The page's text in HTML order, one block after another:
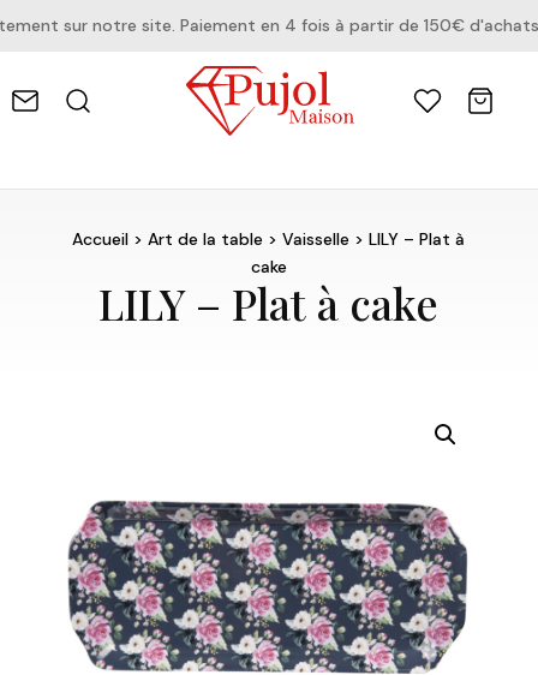
sur notre site. Paiement en 4 fois à partir de 150€ d'achats.
Accueil >Art de la table >Vaisselle > LILY – Plat à
cake
LILY – Plat à cake